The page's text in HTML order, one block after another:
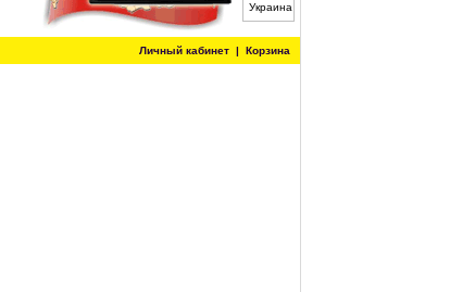
Личный кабинет | Корзина